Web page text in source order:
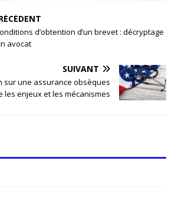
d’obtention d’un brevet : décryptage
avocat
SUIVANT
sur une assurance obsèques
les enjeux et les mécanismes